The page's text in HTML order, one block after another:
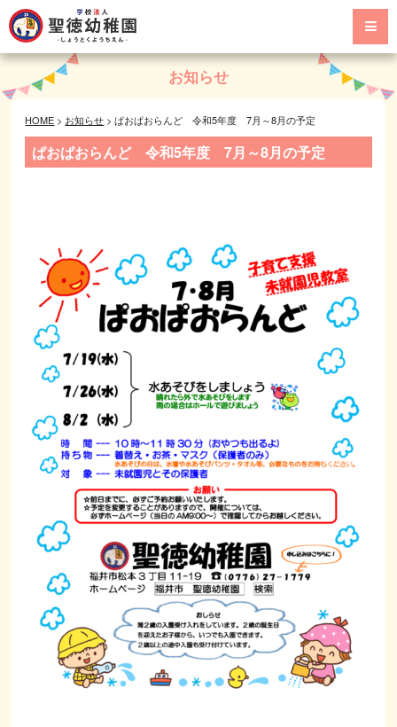
お知らせ
HOME > お知らせ >ぱおぱおらんど 令和5年度 7月～8月の予定
ぱおぱおらんど 令和5年度 7月～8月の予定